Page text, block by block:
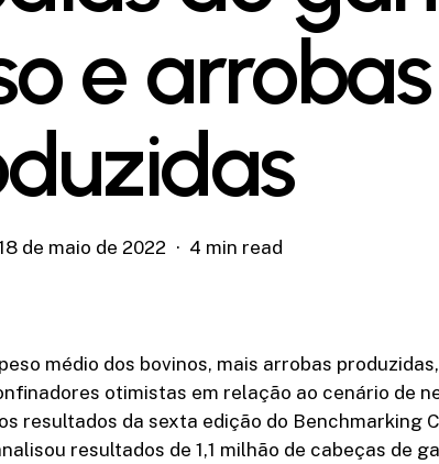
e arrobas
de maio de 2022 4 min read
médio dos bovinos, mais arrobas
otimistas em relação ao cenário de
resultados da sexta edição do Benchmarking
resultados de 1,1 milhão de cabeças de